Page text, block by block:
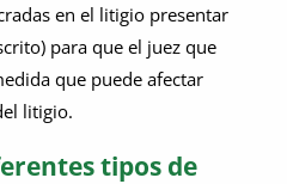
en el litigio presentar
para que el juez que
que puede afectar
litigio.
tipos de